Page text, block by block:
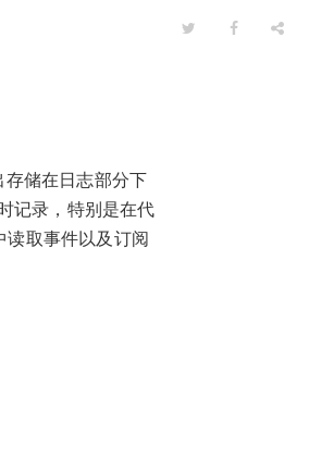
存储在日志部分下
记录，特别是在代
取事件以及订阅